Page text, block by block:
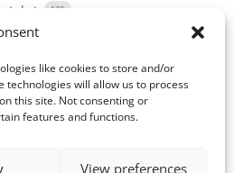
like cookies to store and/or
technologies will allow us to process
this site. Not consenting or
features and functions.
View preferences
tekst 120
hosted by: